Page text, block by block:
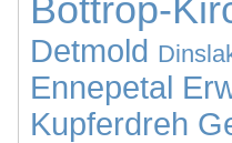
Bottrop-
Detmold
Ennepetal
Kupferdreh